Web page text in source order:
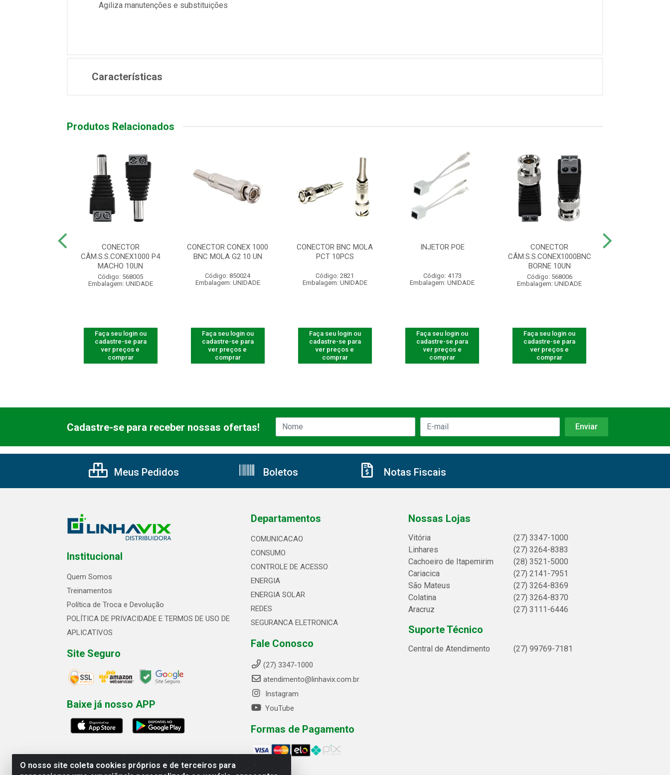
Agiliza manutenções e substituições
Características
Produtos Relacionados
CONECTOR
CÂM.S.S.CONEX1000 P4
MACHO 10UN
Código: 568005
Embalagem: UNIDADE
Faça seu login ou
cadastre-se para
ver preços e
comprar
CONECTOR CONEX 1000
BNC MOLA G2 10 UN
Código: 850024
Embalagem: UNIDADE
Faça seu login ou
cadastre-se para
ver preços e
comprar
CONECTOR BNC MOLA
PCT 10PCS
Código: 2821
Embalagem: UNIDADE
Faça seu login ou
cadastre-se para
ver preços e
comprar
INJETOR POE
Código: 4173
Embalagem: UNIDADE
Faça seu login ou
cadastre-se para
ver preços e
comprar
CONECTOR
CÂM.S.S.CONEX1000BNC
BORNE 10UN
Código: 568006
Embalagem: UNIDADE
Faça seu login ou
cadastre-se para
ver preços e
comprar
O nosso site coleta cookies próprios e de terceiros para
Cadastre-se para receber nossas ofertas!
Meus Pedidos Boletos Notas Fiscais
Institucional
Quem Somos
Treinamentos
Política de Troca e Devolução
POLÍTICA DE PRIVACIDADE E TERMOS DE USO DE
APLICATIVOS
Site Seguro
Baixe já nosso APP
Departamentos
COMUNICACAO
CONSUMO
CONTROLE DE ACESSO
ENERGIA
ENERGIA SOLAR
REDES
SEGURANCA ELETRONICA
Fale Conosco
(27) 3347-1000
atendimento@linhavix.com.br
Instagram
YouTube
Formas de Pagamento
Nossas Lojas
Vitória
(27) 3347-1000
Linhares
(27) 3264-8383
Cachoeiro de Itapemirim
(28) 3521-5000
Cariacica
(27) 2141-7951
São Mateus
(27) 3264-8369
Colatina
(27) 3264-8370
Aracruz
(27) 3111-6446
Suporte Técnico
Central de Atendimento (27) 99769-7181